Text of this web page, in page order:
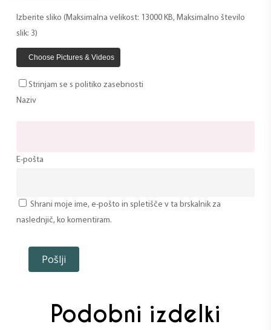
Izberite sliko (Maksimalna velikost: 13000 KB, Maksimalno število
slik: 3)
Choose Pictures & Videos
Strinjam se s politiko zasebnosti
Naziv
E-pošta
Shrani moje ime, e-pošto in spletišče v ta brskalnik za
naslednjič, ko komentiram.
Podobni izdelki